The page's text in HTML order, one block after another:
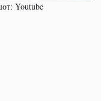
Youtube